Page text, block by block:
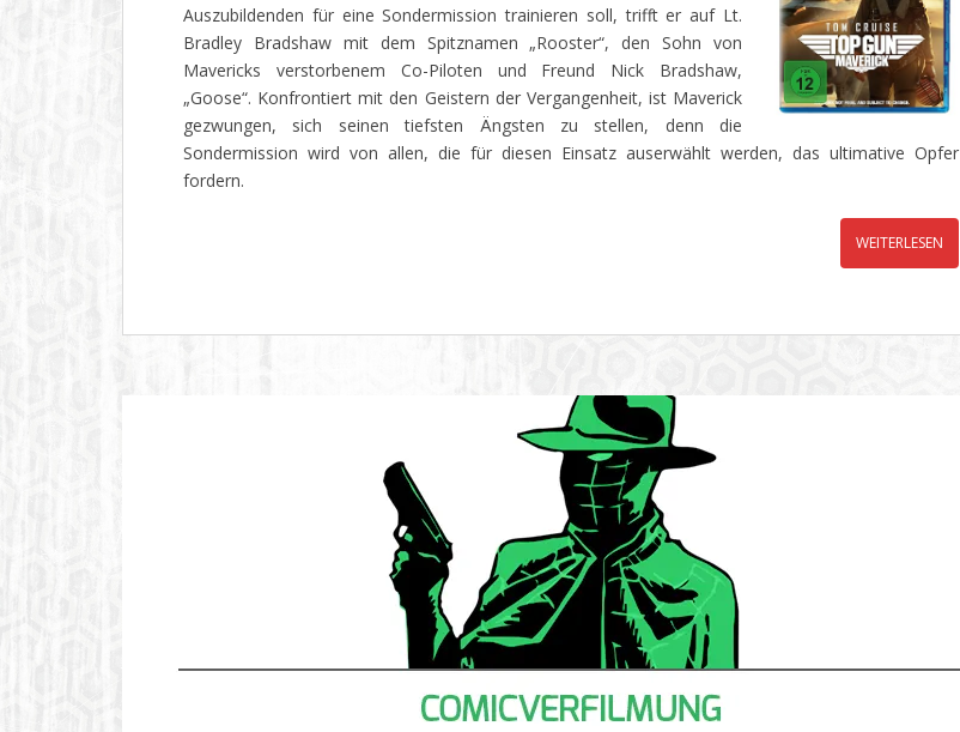
Auszubildenden für eine Sondermission trainieren soll, trifft er auf Lt.
Bradley Bradshaw mit dem Spitznamen „Rooster“, den Sohn von
Mavericks verstorbenem Co-Piloten und Freund Nick Bradshaw,
„Goose“. Konfrontiert mit den Geistern der Vergangenheit, ist Maverick
gezwungen, sich seinen tiefsten Ängsten zu stellen, denn die
Sondermission wird von allen, die für diesen Einsatz auserwählt werden, das ultimative Opfer
fordern.
WEITERLESEN